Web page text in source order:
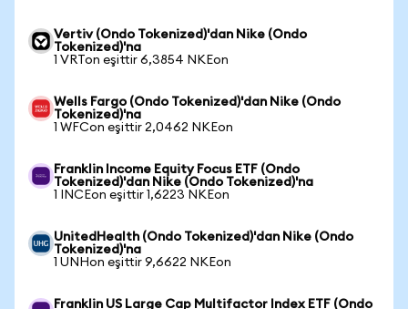
Vertiv (Ondo Tokenized)'dan Nike (Ondo
Tokenized)'na
1 VRTon eşittir 6,3854 NKEon
Wells Fargo (Ondo Tokenized)'dan Nike (Ondo
Tokenized)'na
1 WFCon eşittir 2,0462 NKEon
Franklin Income Equity Focus ETF (Ondo
Tokenized)'dan Nike (Ondo Tokenized)'na
1 INCEon eşittir 1,6223 NKEon
UnitedHealth (Ondo Tokenized)'dan Nike (Ondo
Tokenized)'na
1 UNHon eşittir 9,6622 NKEon
Franklin US Large Cap Multifactor Index ETF (Ondo